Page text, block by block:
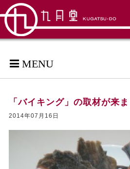
MENU
「バイキング」の取材が来ま
2014年07月16日